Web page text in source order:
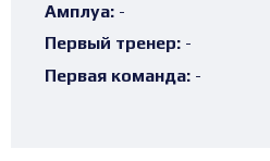
Амплуа: -
Первый тренер: -
Первая команда: -